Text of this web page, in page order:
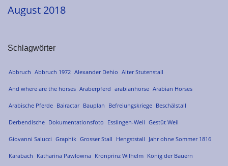
August 2018
Schlagwörter
Abbruch Abbruch 1972 Alexander Dehio Alter Stutenstall
And where are the horses Araberpferd arabianhorse Arabian Horses
Arabische Pferde Bairactar Bauplan Befreiungskriege Beschälstall
Derbendische Dokumentationsfoto Esslingen-Weil Gestüt Weil
Giovanni Salucci Graphik Grosser Stall Hengststall Jahr ohne Sommer 1816
Karabach Katharina Pawlowna Kronprinz Wilhelm König der Bauern